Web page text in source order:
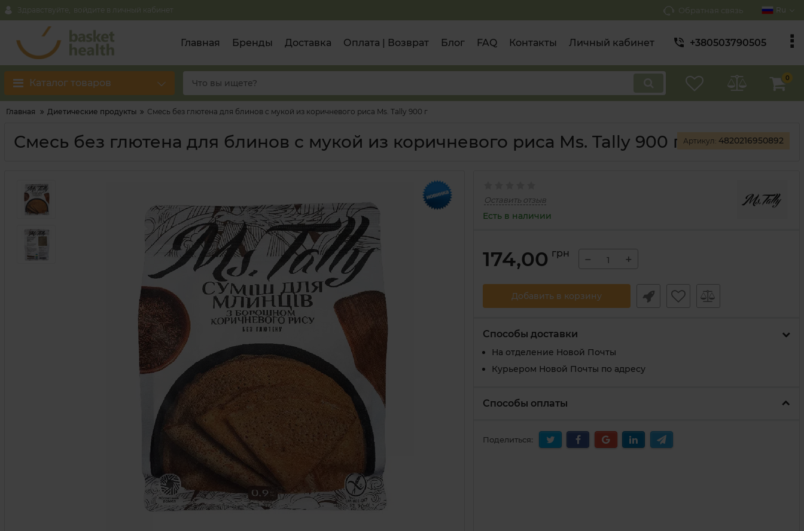
Здравствуйте, войдите в личный кабинет Обратная связь Ru
Главная Бренды Доставка Оплата | Возврат Блог FAQ Контакты Личный кабинет +380503790505
Каталог товаров 0
Главная Диетические продукты Смесь без глютена для блинов с мукой из коричневого риса Ms. Tally 900 г
Смесь без глютена для блинов с мукой из коричневого риса Ms. Tally 900 г Артикул: 4820216950892
Оставить отзыв
Есть в наличии
174,00 грн − +
Добавить в корзину
Способы доставки
На отделение Новой Почты
Курьером Новой Почты по адресу
Способы оплаты
Поделиться: